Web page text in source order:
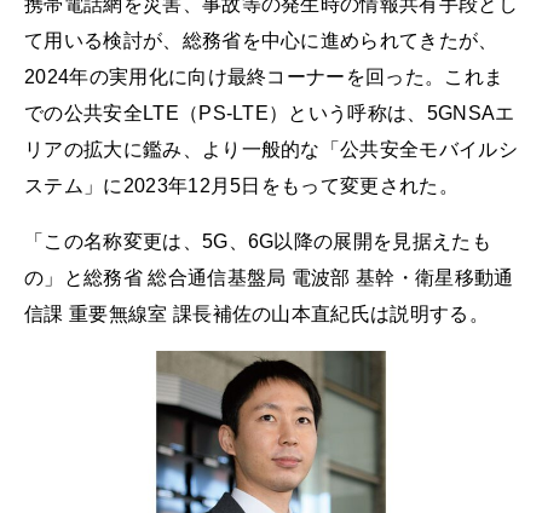
携帯電話網を災害、事故等の発生時の情報共有手段とし
て用いる検討が、総務省を中心に進められてきたが、
2024年の実用化に向け最終コーナーを回った。これま
での公共安全LTE（PS-LTE）という呼称は、5GNSAエ
リアの拡大に鑑み、より一般的な「公共安全モバイルシ
ステム」に2023年12月5日をもって変更された。
「この名称変更は、5G、6G以降の展開を見据えたも
の」と総務省 総合通信基盤局 電波部 基幹・衛星移動通
信課 重要無線室 課長補佐の山本直紀氏は説明する。